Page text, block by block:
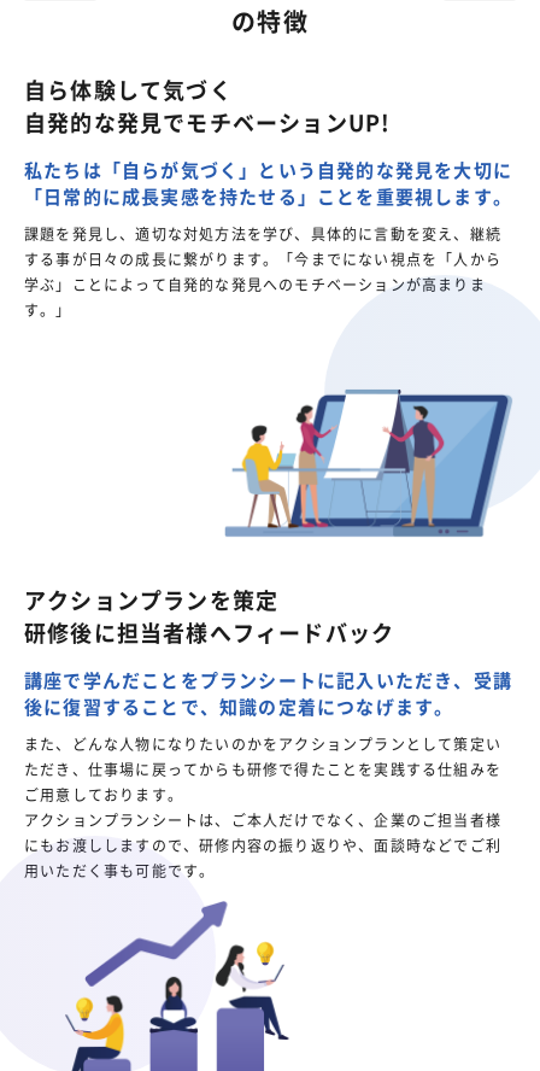
の特徴
自ら体験して気づく
自発的な発見でモチベーションUP!
私たちは「自らが気づく」という自発的な発見を大切に
「日常的に成長実感を持たせる」ことを重要視します。
課題を発見し、適切な対処方法を学び、具体的に言動を変え、継続
する事が日々の成長に繋がります。「今までにない視点を「人から
学ぶ」ことによって自発的な発見へのモチベーションが高まりま
す。」
アクションプランを策定
研修後に担当者様へフィードバック
講座で学んだことをプランシートに記入いただき、 受講
後に復習することで、知識の定着につなげます。
また、どんな人物になりたいのかをアクションプランとして策定い
ただき、仕事場に戻ってからも研修で得たことを実践する仕組みを
ご用意しております。
アクションプランシートは、ご本人だけでなく、企業のご担当者様
にもお渡ししますので、研修内容の振り返りや、面談時などでご利
用いただく事も可能です。